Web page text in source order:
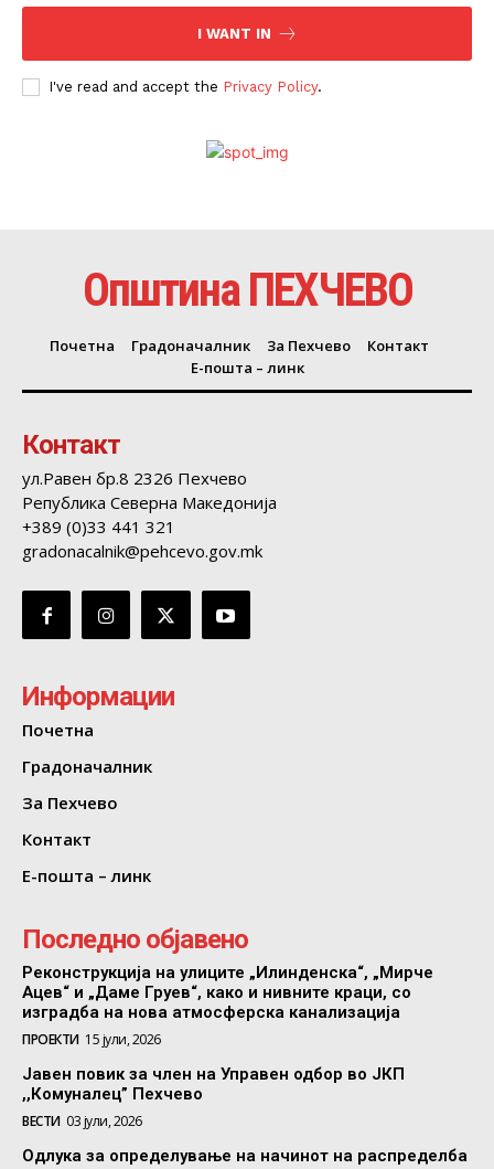
I WANT IN
I've read and accept the Privacy Policy.
Општина ПЕХЧЕВО
Почетна Градоначалник За Пехчево
Контакт
Е-пошта – линк
Контакт
ул.Равен бр.8 2326 Пехчево
Република Северна Македонија
+389 (0)33 441 321
gradonacalnik@pehcevo.gov.mk
Информации
Почетна
Градоначалник
За Пехчево
Контакт
Е-пошта – линк
Последно објавено
Реконструкција на улиците „Илинденска“, „Мирче
Ацев“ и „Даме Груев“, како и нивните краци, со
изградба на нова атмосферска канализација
ПРОЕКТИ 15 јули, 2026
Јавен повик за член на Управен одбор во ЈКП
,,Комуналец” Пехчево
ВЕСТИ 03 јули, 2026
Одлука за определување на начинот на распределба